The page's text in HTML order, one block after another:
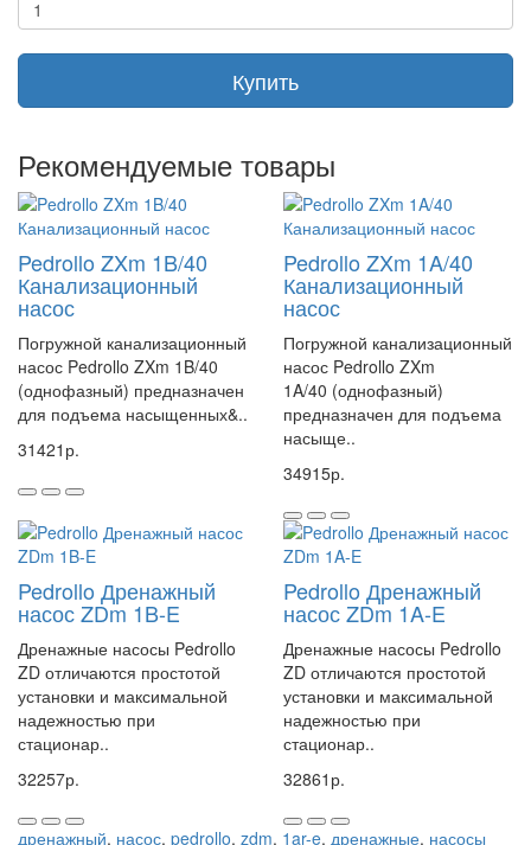
Купить
Рекомендуемые товары
Pedrollo ZXm 1B/40
Канализационный
насос
Погружной канализационный
насос Pedrollo ZXm 1B/40
(однофазный) предназначен
для подъема насыщенных&..
31421р.
Pedrollo ZXm 1A/40
Канализационный
насос
Погружной канализационный
насос Pedrollo ZXm
1A/40 (однофазный)
предназначен для подъема
насыще..
34915р.
Pedrollo Дренажный
насос ZDm 1B-E
Дренажные насосы Pedrollo
ZD отличаются простотой
установки и максимальной
надежностью при
стационар..
32257р.
Pedrollo Дренажный
насос ZDm 1A-E
Дренажные насосы Pedrollo
ZD отличаются простотой
установки и максимальной
надежностью при
стационар..
32861р.
дренажный, насос, pedrollo, zdm, 1ar-e, дренажные, насосы